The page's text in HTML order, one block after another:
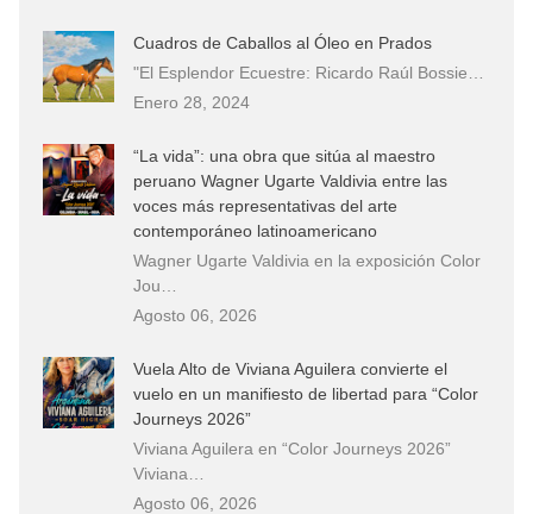
Cuadros de Caballos al Óleo en Prados
"El Esplendor Ecuestre: Ricardo Raúl Bossie…
Enero 28, 2024
“La vida”: una obra que sitúa al maestro
peruano Wagner Ugarte Valdivia entre las
voces más representativas del arte
contemporáneo latinoamericano
Wagner Ugarte Valdivia en la exposición Color
Jou…
Agosto 06, 2026
Vuela Alto de Viviana Aguilera convierte el
vuelo en un manifiesto de libertad para “Color
Journeys 2026”
Viviana Aguilera en “Color Journeys 2026”
Viviana…
Agosto 06, 2026